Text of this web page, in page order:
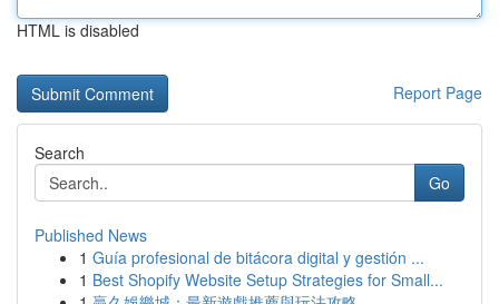
HTML is disabled
Report Page
Search
Go
Published News
1 Guía profesional de bitácora digital y gestión ...
1 Best Shopify Website Setup Strategies for Small...